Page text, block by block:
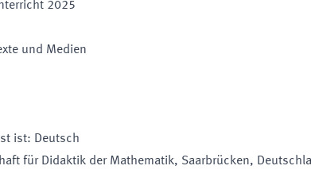
2025
und Medien
ist: Deutsch
für Didaktik der Mathematik, Saarbrücken,